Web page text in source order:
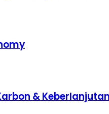
& Keberlanjutan